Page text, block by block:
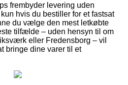
frembyder levering uden
hvis du bestiller for et fastsat
du vælge den mest letkøbte
tilfælde – uden hensyn til om
eller Fredensborg – vil
bringe dine varer til et